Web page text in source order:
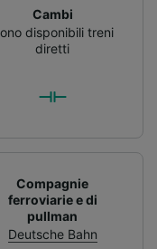
Cambi
disponibili treni
diretti
Compagnie
ferroviarie e di
pullman
Deutsche Bahn